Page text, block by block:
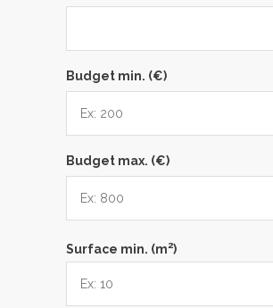
Budget min. (€)
Budget max. (€)
Surface min. (m2)